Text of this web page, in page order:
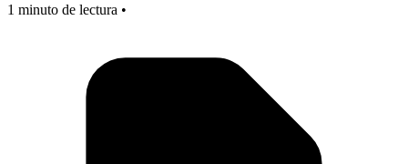
1 minuto de lectura •